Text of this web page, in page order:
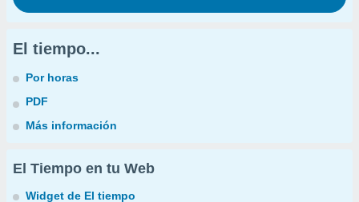
El tiempo...
Por horas
PDF
Más información
El Tiempo en tu Web
Widget de El tiempo